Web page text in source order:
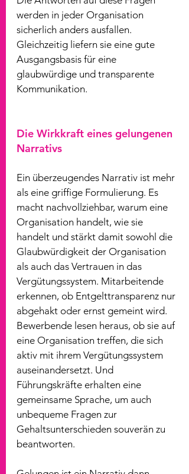
werden in jeder Organisation
sicherlich anders ausfallen.
Gleichzeitig liefern sie eine gute
Ausgangsbasis für eine
glaubwürdige und transparente
Kommunikation.
Die Wirkkraft eines gelungenen
Narrativs
Ein überzeugendes Narrativ ist mehr
als eine griffige Formulierung. Es
macht nachvollziehbar, warum eine
Organisation handelt, wie sie
handelt und stärkt damit sowohl die
Glaubwürdigkeit der Organisation
als auch das Vertrauen in das
Vergütungssystem. Mitarbeitende
erkennen, ob Entgelttransparenz nur
abgehakt oder ernst gemeint wird.
Bewerbende lesen heraus, ob sie auf
eine Organisation treffen, die sich
aktiv mit ihrem Vergütungssystem
auseinandersetzt. Und
Führungskräfte erhalten eine
gemeinsame Sprache, um auch
unbequeme Fragen zur
Gehaltsunterschieden souverän zu
beantworten.